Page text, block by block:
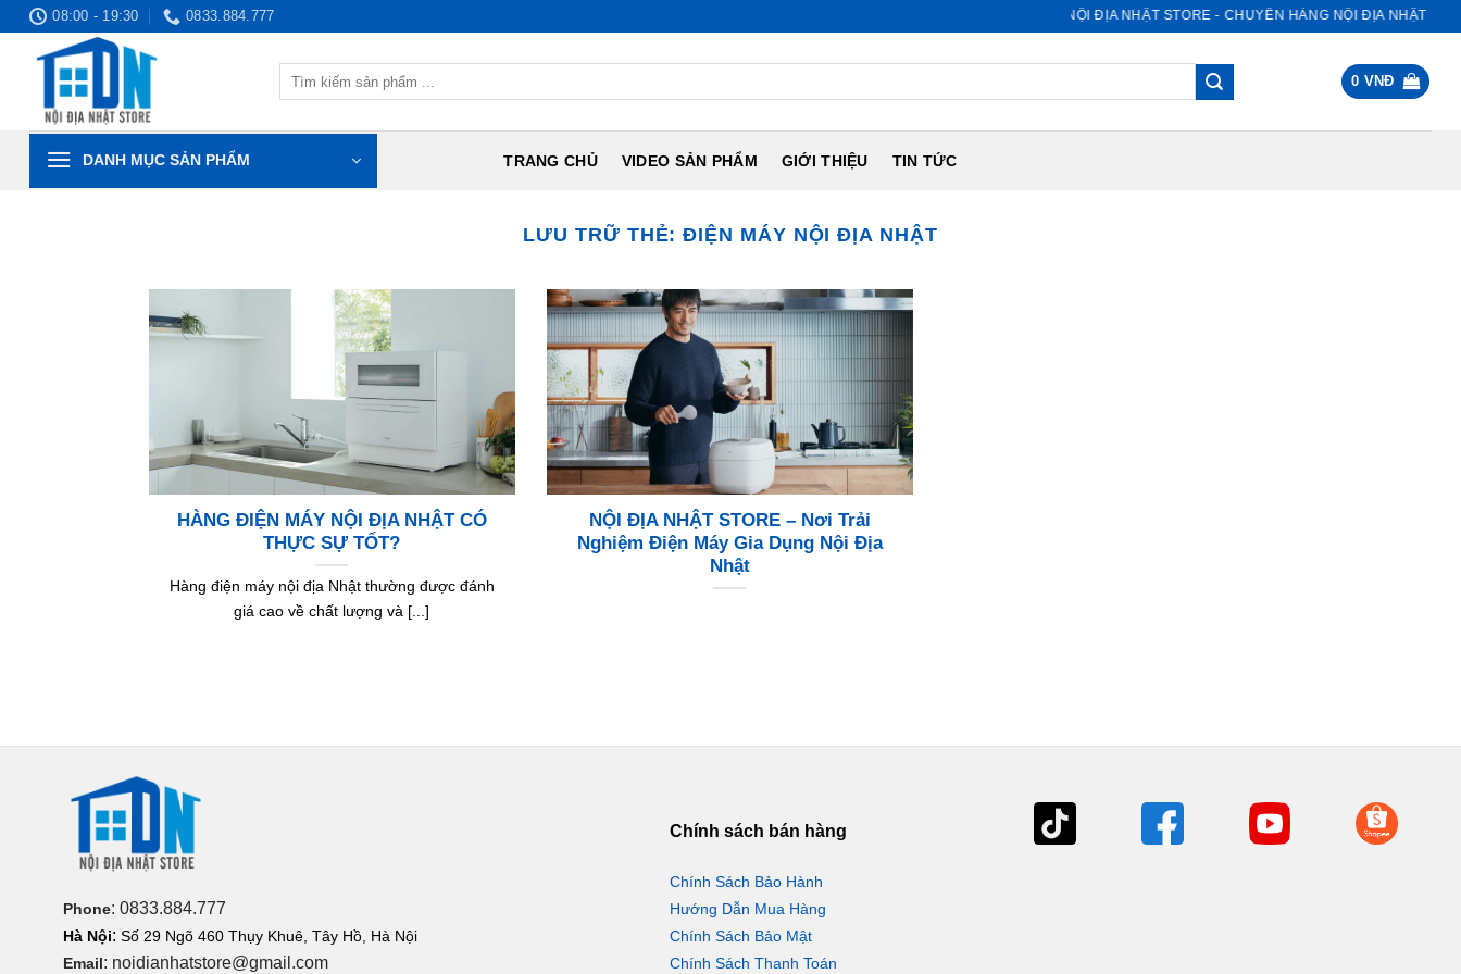
08:00 - 19:30 0833.884.777 NỘI ĐỊA NHẬT STORE - CHUYÊN HÀNG NỘI ĐỊA NHẬT
0 VNĐ
DANH MỤC SẢN PHẨM TRANG CHỦ VIDEO SẢN PHẨM GIỚI THIỆU TIN TỨC
LƯU TRỮ THẺ:ĐIỆN MÁY NỘI ĐỊA NHẬT
HÀNG ĐIỆN MÁY NỘI ĐỊA NHẬT CÓ
THỰC SỰ TỐT?
Hàng điện máy nội địa Nhật thường được đánh
giá cao về chất lượng và [...]
NỘI ĐỊA NHẬT STORE – Nơi Trải
Nghiệm Điện Máy Gia Dụng Nội Địa
Nhật
Phone: 0833.884.777
Hà Nội: Số 29 Ngõ 460 Thụy Khuê, Tây Hồ, Hà Nội
Email: noidianhatstore@gmail.com
Chính sách bán hàng
Chính Sách Bảo Hành
Hướng Dẫn Mua Hàng
Chính Sách Bảo Mật
Chính Sách Thanh Toán